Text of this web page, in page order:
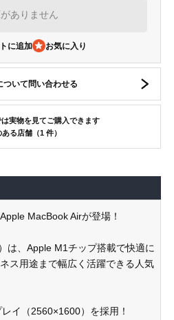
ありません
に追加
ついて問い合わせる
実物を見てご購入できます
る店舗（1 件）
MacBook Airが登場！
は、Apple M1チップ搭載で快適に
ス用途まで幅広く活躍できる人気
イ（2560×1600）を採用！